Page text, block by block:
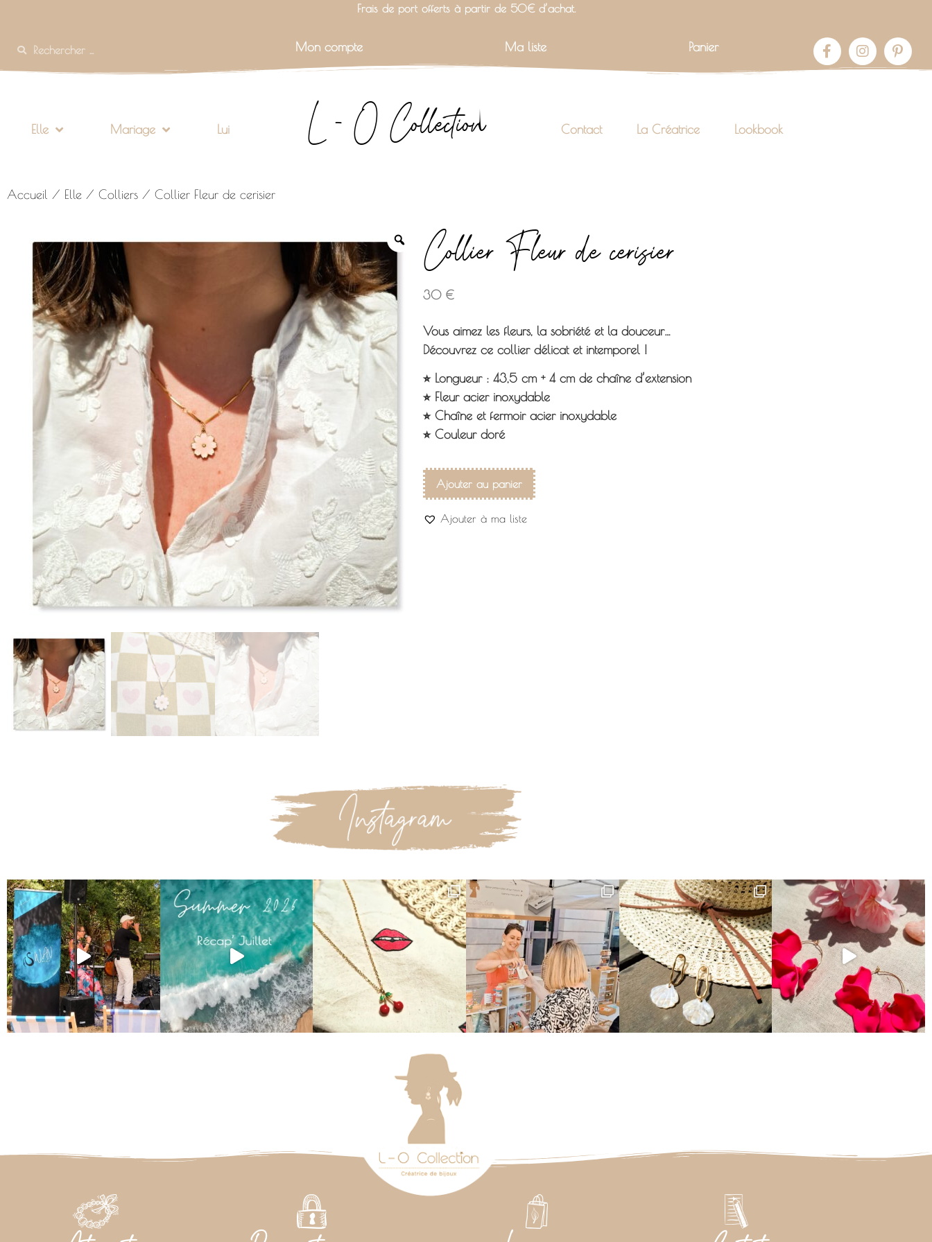
Frais de port offerts à partir de 50€ d’achat.
Mon compte Ma liste Panier
Elle Mariage Lui L - O Collection Contact La Créatrice Lookbook
Accueil / Elle / Colliers / Collier Fleur de cerisier
Collier Fleur de cerisier
30 €
Vous aimez les fleurs, la sobriété et la douceur…
Découvrez ce collier délicat et intemporel !
⭐︎ Longueur : 43,5 cm + 4 cm de chaîne d’extension
⭐︎ Fleur acier inoxydable
⭐︎ Chaîne et fermoir acier inoxydable
⭐︎ Couleur doré
Ajouter au panier
Ajouter à ma liste